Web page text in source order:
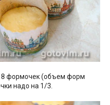
8 формочек (объем форм
надо на 1/3.